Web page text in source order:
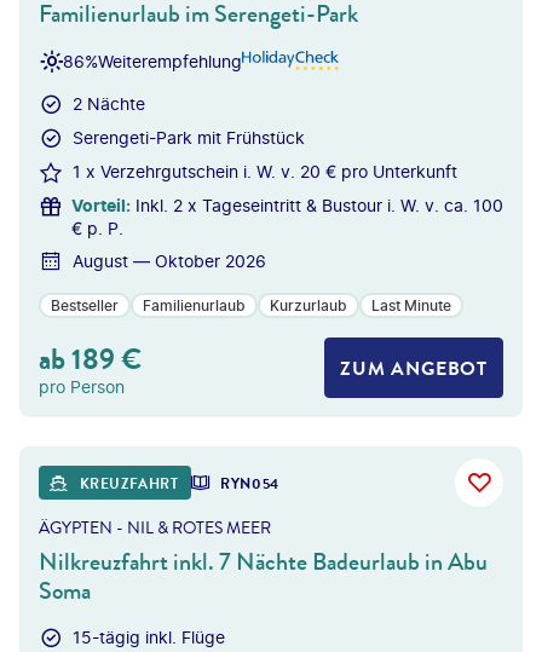
Familienurlaub im Serengeti-Park
Weiterempfehlung
86%
2 Nächte
Serengeti-Park mit Frühstück
1 x Verzehrgutschein i. W. v. 20 € pro Unterkunft
Vorteil: Inkl. 2 x Tageseintritt & Bustour i. W. v. ca. 100
€ p. P.
August — Oktober 2026
Bestseller Familienurlaub Kurzurlaub Last Minute
ab189€
pro Person
ZUM ANGEBOT
KREUZFAHRT RYN054
ÄGYPTEN - NIL & ROTES MEER
Nilkreuzfahrt inkl. 7 Nächte Badeurlaub in Abu
Soma
15-tägig inkl. Flüge